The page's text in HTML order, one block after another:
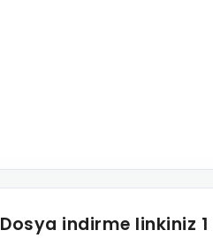
Dosya indirme linkiniz 1